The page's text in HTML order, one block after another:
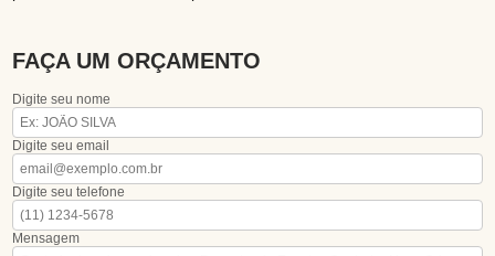
FAÇA UM ORÇAMENTO
Digite seu nome
Digite seu email
Digite seu telefone
Mensagem